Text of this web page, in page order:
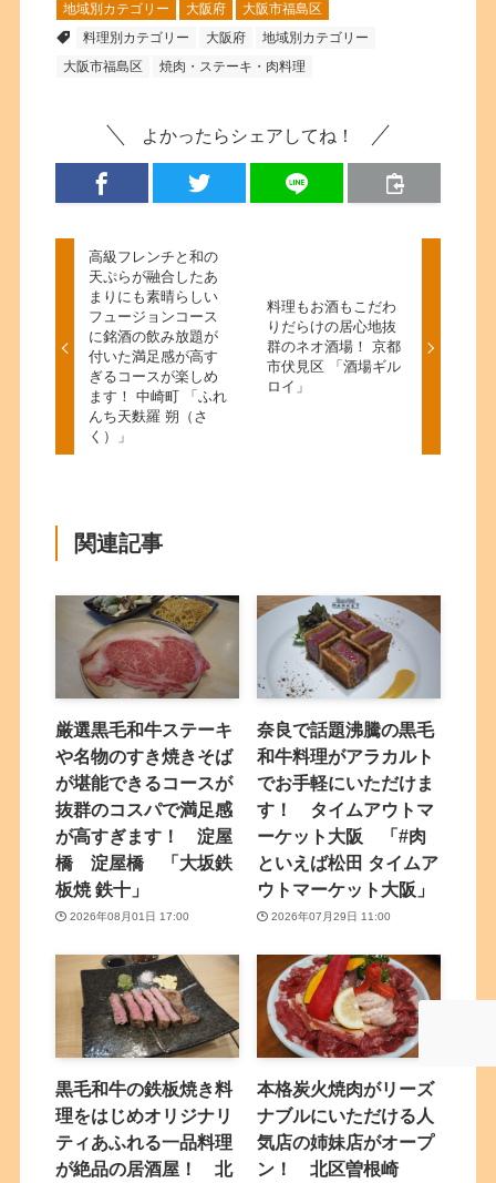
地域別カテゴリー
大阪府
大阪市福島区
料理別カテゴリー
大阪府
地域別カテゴリー
大阪市福島区
焼肉・ステーキ・肉料理
よかったらシェアしてね！
高級フレンチと和の
天ぷらが融合したあ
まりにも素晴らしい
フュージョンコース
に銘酒の飲み放題が
付いた満足感が高す
ぎるコースが楽しめ
ます！ 中崎町 「ふれ
んち天麩羅 朔（さ
く）」
料理もお酒もこだわ
りだらけの居心地抜
群のネオ酒場！ 京都
市伏見区 「酒場ギル
ロイ」
関連記事
厳選黒毛和牛ステーキ
や名物のすき焼きそば
が堪能できるコースが
抜群のコスパで満足感
が高すぎます！ 淀屋
橋 淀屋橋 「大坂鉄
板焼 鉄十」
2026年08月01日 17:00
奈良で話題沸騰の黒毛
和牛料理がアラカルト
でお手軽にいただけま
す！ タイムアウトマ
ーケット大阪 「#肉
といえば松田 タイムア
ウトマーケット大阪」
2026年07月29日 11:00
黒毛和牛の鉄板焼き料
理をはじめオリジナリ
ティあふれる一品料理
が絶品の居酒屋！ 北
本格炭火焼肉がリーズ
ナブルにいただける人
気店の姉妹店がオープ
ン！ 北区曽根崎